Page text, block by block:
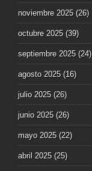
noviembre 2025(26)
octubre 2025(39)
septiembre 2025(24)
agosto 2025(16)
julio 2025(26)
junio 2025(26)
mayo 2025(22)
abril 2025(25)